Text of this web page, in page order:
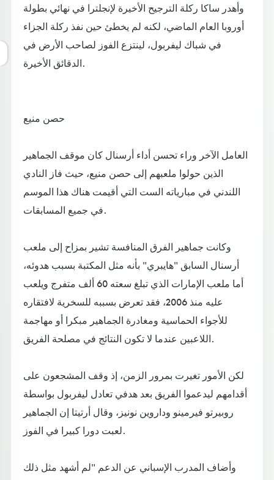
وأهدر ساكا ركلة الترجيح الأخيرة لإنجلترا في نهائي بطولة
أوروبا العام الماضي، لكنه لم يخطئ حين نفذ ركلة الجزاء
في شباك ليفربول، لينتزع الفوز لصاحب الأرض في
الدقائق الأخيرة.
حصن منيع
العامل الآخر وراء تحسن أداء أرسنال كان موقف الجماهير
الذين حولوا ملعبهم إلى حصن منيع، حيث فاز النادي
اللندني في مبارياته الست التي أقيمت هناك هذا الموسم
في جميع المسابقات.
وكانت جماهير الفرق المنافسة تشير بمزاح إلى ملعب
أرسنال السابق "هايبري" بأنه مثل المكتبة بسبب هدوئه،
أما ملعب الإمارات الذي تبلغ سعته 60 ألف متفرج ويلعب
عليه منذ 2006، فقد تعرض بسببه للسخرية لافتقاره
للأجواء الحماسية ومغادرة الجماهير مبكرا أو مهاجمة
اللاعبين عندما لا تكون النتائج في مصلحة الفريق.
لكن الأمور تغيرت بمرور الزمن، إذ وقف المشجعون على
أقدامهم ليدعموا الفريق بعد هدفي تعادل ليفربول بواسطة
روبيرتو فيرمينو وداروين نونيز، وقال أرتيتا إن الجماهير
لعبت دورا كبيرا في الفوز.
وأضاف المدرب الإسباني عن الدعم "لم أشهد مثل ذلك